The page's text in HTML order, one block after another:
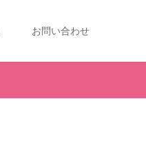
お問い合わせ